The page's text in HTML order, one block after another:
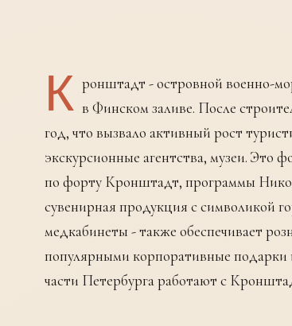
К ронштадт - островной военно-
в Финском заливе. После
год, что вызвало активный рост
экскурсионные агентства, музеи. Это
по форту Кронштадт, программы
сувенирная продукция с символикой
медкабинеты - также обеспечивает
популярными корпоративные
части Петербурга работают с